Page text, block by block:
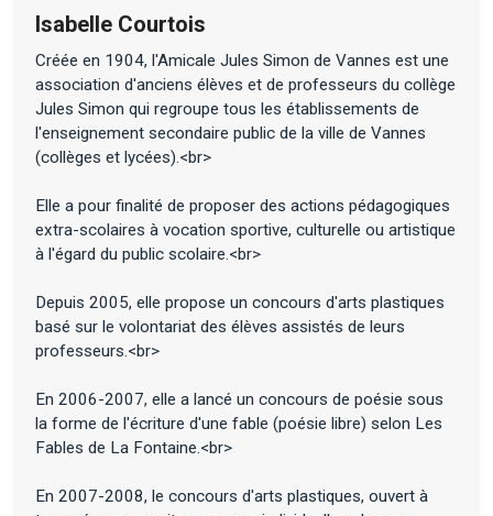
Isabelle Courtois
Créée en 1904, l'Amicale Jules Simon de Vannes est une
association d'anciens élèves et de professeurs du collège
Jules Simon qui regroupe tous les établissements de
l'enseignement secondaire public de la ville de Vannes
(collèges et lycées).<br>
Elle a pour finalité de proposer des actions pédagogiques
extra-scolaires à vocation sportive, culturelle ou artistique
à l'égard du public scolaire.<br>
Depuis 2005, elle propose un concours d'arts plastiques
basé sur le volontariat des élèves assistés de leurs
professeurs.<br>
En 2006-2007, elle a lancé un concours de poésie sous
la forme de l'écriture d'une fable (poésie libre) selon Les
Fables de La Fontaine.<br>
En 2007-2008, le concours d'arts plastiques, ouvert à